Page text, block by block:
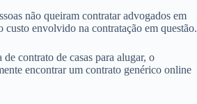
não queiram contratar advogados em
custo envolvido na contratação em questão.
contrato de casas para alugar, o
encontrar um contrato genérico online